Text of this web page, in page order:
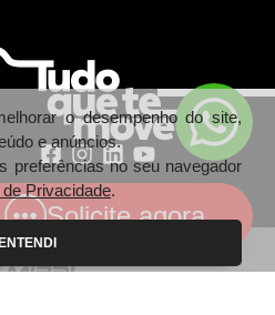
Solicite agora
o desempenho do site,
e anúncios.
preferências no seu navegador
Privacidade.
ENTENDI